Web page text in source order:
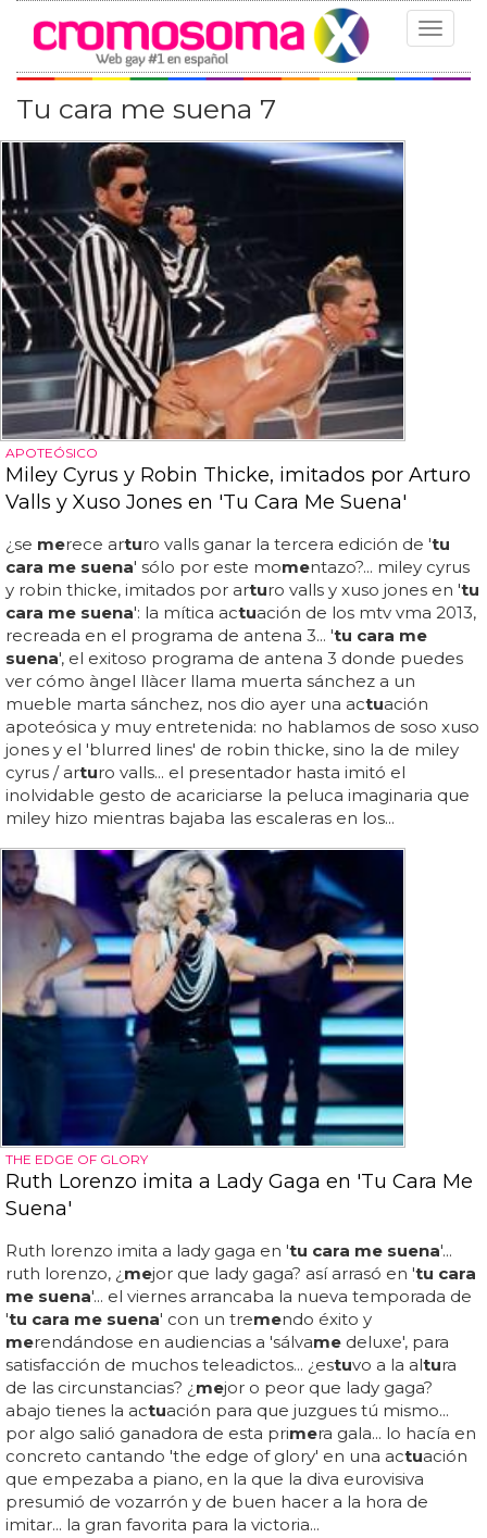
Toggle
Tu cara me suena 7
APOTEÓSICO
Miley Cyrus y Robin Thicke, imitados por Arturo
Valls y Xuso Jones en 'Tu Cara Me Suena'
¿se merece arturo valls ganar la tercera edición de 'tu
cara me suena' sólo por este momentazo?... miley cyrus
y robin thicke, imitados por arturo valls y xuso jones en 'tu
cara me suena': la mítica actuación de los mtv vma 2013,
recreada en el programa de antena 3... 'tu cara me
suena', el exitoso programa de antena 3 donde puedes
ver cómo àngel llàcer llama muerta sánchez a un
mueble marta sánchez, nos dio ayer una actuación
apoteósica y muy entretenida: no hablamos de soso xuso
jones y el 'blurred lines' de robin thicke, sino la de miley
cyrus / arturo valls... el presentador hasta imitó el
inolvidable gesto de acariciarse la peluca imaginaria que
miley hizo mientras bajaba las escaleras en los...
THE EDGE OF GLORY
Ruth Lorenzo imita a Lady Gaga en 'Tu Cara Me
Suena'
Ruth lorenzo imita a lady gaga en 'tu cara me suena'...
ruth lorenzo, ¿ mejor que lady gaga? así arrasó en 'tu cara
me suena'... el viernes arrancaba la nueva temporada de
'tu cara me suena' con un tremendo éxito y
merendándose en audiencias a 'sálvame deluxe', para
satisfacción de muchos teleadictos... ¿estuvo a la altura
de las circunstancias? ¿ mejor o peor que lady gaga?
abajo tienes la actuación para que juzgues tú mismo...
por algo salió ganadora de esta primera gala... lo hacía en
concreto cantando 'the edge of glory' en una actuación
que empezaba a piano, en la que la diva eurovisiva
presumió de vozarrón y de buen hacer a la hora de
imitar... la gran favorita para la victoria...